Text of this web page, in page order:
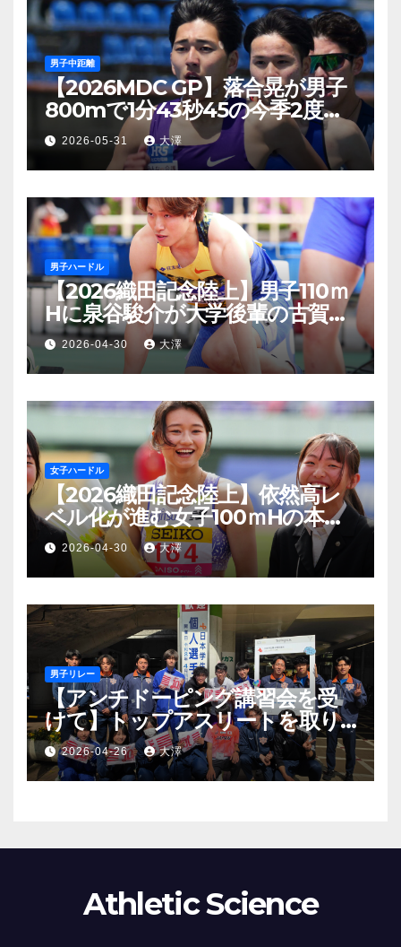
男子中距離
【2026MDC GP】落合晃が男子
800mで1分43秒45の今季2度目
となる日本新！現時点で世界シー
ズントップリスト2位
2026-05-31 大澤
男子ハードル
【2026織田記念陸上】男子110ｍ
Hに泉谷駿介が大学後輩の古賀ジ
ェレミーに0.02秒の僅差で意地
のV
2026-04-30 大澤
女子ハードル
【2026織田記念陸上】依然高レ
ベル化が進む女子100ｍHの本格
シーズンインを制したのは田中
祐美 アジア大会派遣標準記録を
突破
2026-04-30 大澤
男子リレー
【アンチドーピング講習会を受
けて】トップアスリートを取り
巻く薬物の影と監視の目
2026-04-26 大澤
Athletic Science